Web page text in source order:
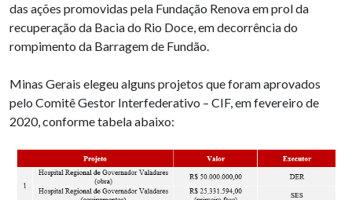
das ações promovidas pela Fundação Renova em prol da
recuperação da Bacia do Rio Doce, em decorrência do
rompimento da Barragem de Fundão.
Minas Gerais elegeu alguns projetos que foram aprovados
pelo Comitê Gestor Interfederativo – CIF, em fevereiro de
2020, conforme tabela abaixo: